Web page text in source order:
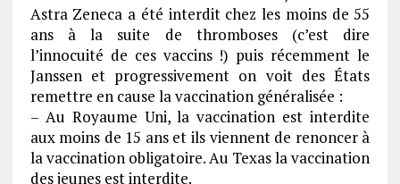
Astra Zeneca a été interdit chez les moins de 55
ans à la suite de thromboses (c’est dire
l’innocuité de ces vaccins !) puis récemment le
Janssen et progressivement on voit des États
remettre en cause la vaccination généralisée :
– Au Royaume Uni, la vaccination est interdite
aux moins de 15 ans et ils viennent de renoncer à
la vaccination obligatoire. Au Texas la vaccination
des jeunes est interdite.